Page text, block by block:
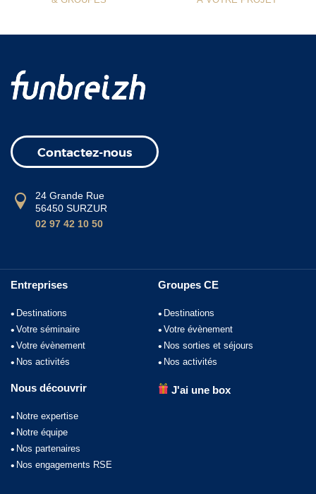
Contactez-nous
24 Grande Rue
56450 SURZUR
02 97 42 10 50
Entreprises
Destinations
Votre séminaire
Votre évènement
Nos activités
Groupes CE
Destinations
Votre évènement
Nos sorties et séjours
Nos activités
Nous découvrir
Notre expertise
Notre équipe
Nos partenaires
Nos engagements RSE
J'ai une box